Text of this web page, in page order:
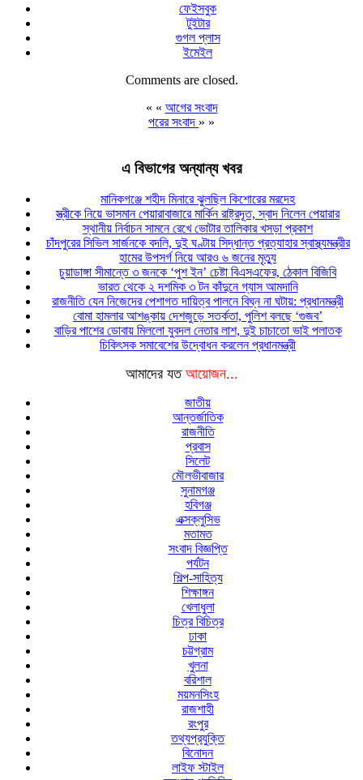
ফেইসবুক
টুইটার
গুগল প্লাস
ইমেইল
Comments are closed.
« « আগের সংবাদ
পরের সংবাদ » »
এ বিভাগের অন্যান্য খবর
মানিকগঞ্জে শহীদ মিনারে ঝুলছিল কিশোরের মরদেহ
স্ত্রীকে নিয়ে ভাসমান পেয়ারাবাজারে মার্কিন রাষ্ট্রদূত, স্বাদ নিলেন পেয়ারার
স্থানীয় নির্বাচন সামনে রেখে ভোটার তালিকার খসড়া প্রকাশ
চাঁদপুরের সিভিল সার্জনকে বদলি, দুই ঘণ্টায় সিদ্ধান্ত প্রত্যাহার স্বাস্থ্যমন্ত্রীর
হামের উপসর্গ নিয়ে আরও ৬ জনের মৃত্যু
চুয়াডাঙ্গা সীমান্তে ৩ জনকে ‘পুশ ইন’ চেষ্টা বিএসএফের, ঠেকাল বিজিবি
ভারত থেকে ২ দশমিক ৩ টন কাঁদুনে গ্যাস আমদানি
রাজনীতি যেন নিজেদের পেশাগত দায়িত্ব পালনে বিঘ্ন না ঘটায়: প্রধানমন্ত্রী
বোমা হামলার আশঙ্কায় দেশজুড়ে সতর্কতা, পুলিশ বলছে ‘গুজব’
বাড়ির পাশের ডোবায় মিললো যুবদল নেতার লাশ, দুই চাচাতো ভাই পলাতক
চিকিৎসক সমাবেশের উদ্বোধন করলেন প্রধানমন্ত্রী
আমাদের যত আয়োজন...
জাতীয়
আন্তর্জাতিক
রাজনীতি
প্রবাস
সিলেট
মৌলভীবাজার
সুনামগঞ্জ
হবিগঞ্জ
এক্সক্লুসিভ
মতামত
সংবাদ বিজ্ঞপ্তি
পর্যটন
শিল্প-সাহিত্য
শিক্ষাঙ্গন
খেলাধুলা
চিত্র বিচিত্র
ঢাকা
চট্টগ্রাম
খুলনা
বরিশাল
ময়মনসিংহ
রাজশাহী
রংপুর
তথ্যপ্রযুক্তি
বিনোদন
লাইফ স্টাইল